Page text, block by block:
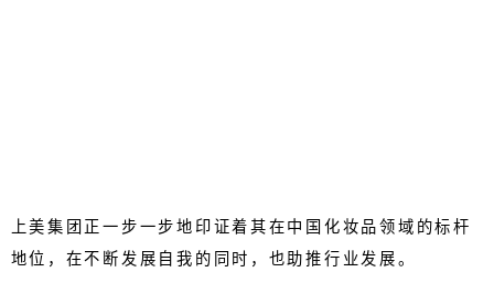
上美集团正一步一步地印证着其在中国化妆品领域的标杆
地位，在不断发展自我的同时，也助推行业发展。